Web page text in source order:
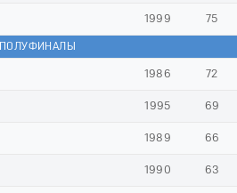
1999 75
ПОЛУФИНАЛЫ
1986 72
1995 69
1989 66
1990 63